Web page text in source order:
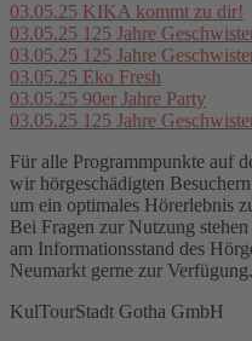
03.05.25 KIKA kommt zu dir!
03.05.25 125 Jahre
03.05.25 125 Jahre
03.05.25 Eko Fresh
03.05.25 90er Jahre Party
03.05.25 125 Jahre
Für alle Programmpunkte auf
wir hörgeschädigten
um ein optimales Hörerlebnis
Bei Fragen zur Nutzung
am Informationsstand des
Neumarkt gerne zur Verfügung.
KulTourStadt Gotha GmbH